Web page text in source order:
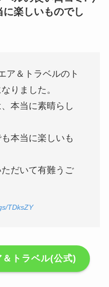
楽しいものでし
ア＆トラベルのト
りました。
本当に素晴らし
本当に楽しいも
だいて有難うご
TDksZY
トラベル(公式)